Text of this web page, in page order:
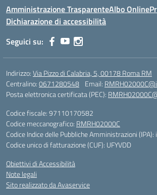
Amministrazione TrasparenteAlbo Online
Dichiarazione di accessibilità
Seguici su:
Indirizzo:Via Pizzo di Calabria, 5, 00178 Roma RM
Centralino:0671280548 Email:
Posta elettronica certificata (PEC):
Codice fiscale: 97110170582
Codice meccanografico: RMRH02000C
Codice Indice delle Pubbliche Amministrazioni
Codice unico di fatturazione (CUF): UFYVDD
Obiettivi di Accessibilità
Note legali
Sito realizzato da Avaservice